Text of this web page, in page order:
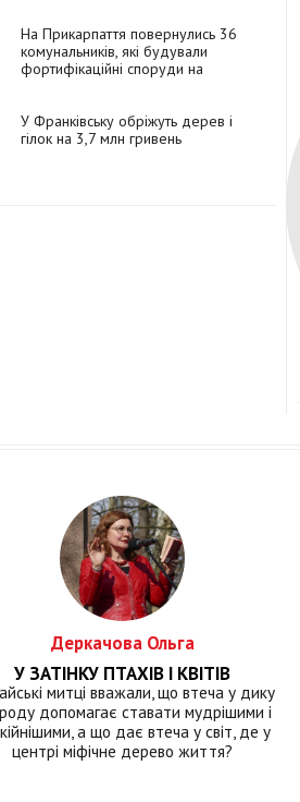
На Прикарпаття повернулись 36
комунальників, які будували
фортифікаційні споруди на
У Франківську обріжуть дерев і
гілок на 3,7 млн гривень
Деркачова Ольга
У ЗАТІНКУ ПТАХІВ І КВІТІВ
митці вважали, що втеча у дику
допомагає ставати мудрішими і
а що дає втеча у світ, де у
центрі міфічне дерево життя?